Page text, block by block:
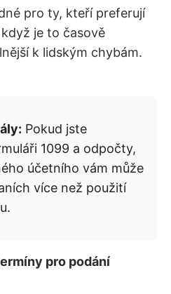
pro ty, kteří preferují
je to časově
k lidským chybám.
Pokud jste
1099 a odpočty,
účetního vám může
více než použití
pro podání